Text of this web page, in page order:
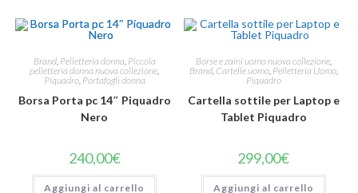
Brand, Pelletteria donna, Piccola
pelletteria donna nuova collezione,
Piquadro, Portafogli donna
Borsa Porta pc 14″ Piquadro
Nero
240,00€
Aggiungi al carrello
Borse e zaini uomo nuova collezione,
Brand, Cartelle uomo, Pelletteria Uomo,
Piquadro
Cartella sottile per Laptop e
Tablet Piquadro
299,00€
Aggiungi al carrello